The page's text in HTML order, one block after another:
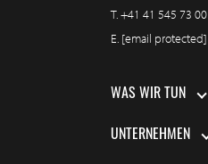
T.+41 41 545 73 00
E. [email protected]
WAS WIR TUN
UNTERNEHMEN